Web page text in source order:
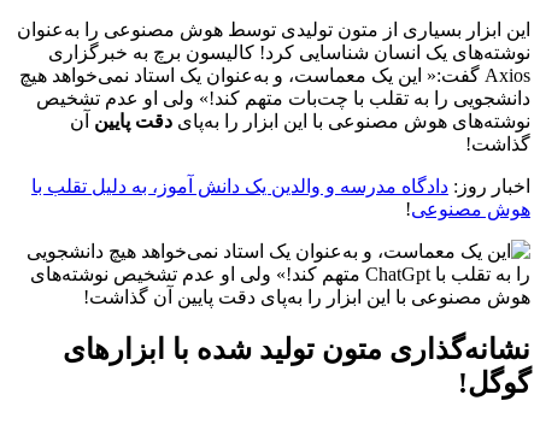
این ابزار بسیاری از متون تولیدی توسط هوش مصنوعی را به‌عنوان
نوشته‌های یک انسان شناسایی کرد! کالیسون برچ به خبرگزاری
Axios گفت:« این یک معماست، و به‌عنوان یک استاد نمی‌خواهد هیچ
دانشجویی را به تقلب با چت‌بات‌ متهم کند!» ولی او عدم تشخیص
نوشته‌های هوش مصنوعی با این ابزار را به‌پای دقت پایین آن
گذاشت!
اخبار روز: دادگاه مدرسه و والدین یک دانش آموز، به دلیل تقلب با
هوش مصنوعی!
نشانه‌گذاری متون تولید شده با ابزارهای
گوگل!